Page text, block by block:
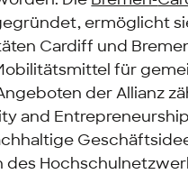
ermöglicht
Cardiff und
für
der Allianz
and Entrepreneurship
des